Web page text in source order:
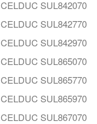
CELDUC SUL842070
CELDUC SUL842770
CELDUC SUL842970
CELDUC SUL865070
CELDUC SUL865770
CELDUC SUL865970
CELDUC SUL867070